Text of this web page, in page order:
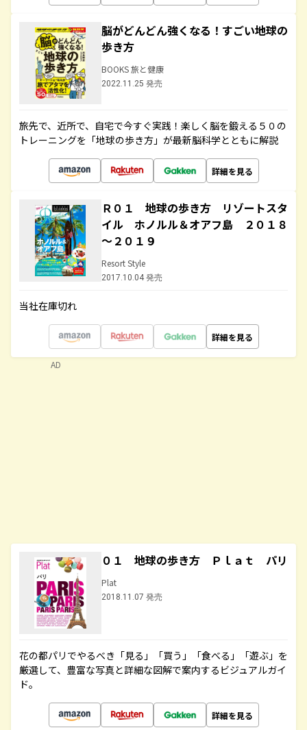
脳がどんどん強くなる！すごい地球の
歩き方
BOOKS 旅と健康
2022.11.25 発売
旅先で、近所で、自宅で今すぐ実践！楽しく脳を鍛える５０の
トレーニングを「地球の歩き方」が最新脳科学とともに解説
詳細を見る
Ｒ０１ 地球の歩き方 リゾートスタ
イル ホノルル＆オアフ島 ２０１８
～２０１９
Resort Style
2017.10.04 発売
当社在庫切れ
詳細を見る
０１ 地球の歩き方 Ｐｌａｔ パリ
Plat
2018.11.07 発売
花の都パリでやるべき「見る」「買う」「食べる」「遊ぶ」を
厳選して、豊富な写真と詳細な図解で案内するビジュアルガイ
ド。
詳細を見る
AD